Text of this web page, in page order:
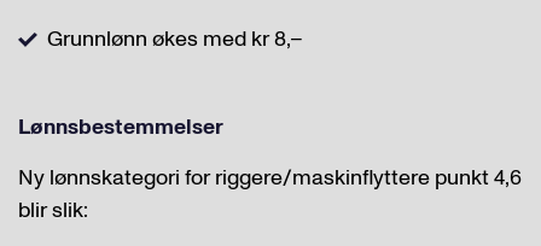
Grunnlønn økes med kr 8,–
Lønnsbestemmelser
Ny lønnskategori for riggere/maskinflyttere punkt 4,6
blir slik: